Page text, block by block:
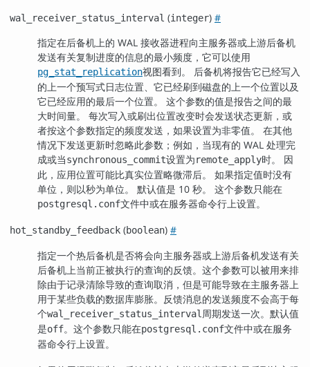
wal_receiver_status_interval (integer) #
指定在后备机上的 WAL 接收器进程向主服务器或上游后备机
发送有关复制进度的信息的最小频度，它可以使用
pg_stat_replication视图看到。 后备机将报告它已经写入
的上一个预写式日志位置、它已经刷到磁盘的上一个位置以及
它已经应用的最后一个位置。 这个参数的值是报告之间的最
大时间量。 每次写入或刷出位置改变时会发送状态更新，或
者按这个参数指定的频度发送，如果设置为非零值。 在其他
情况下发送更新时忽略此参数；例如，当现有的 WAL 处理完
成或当synchronous_commit设置为remote_apply时。 因
此，应用位置可能比真实位置略微滞后。 如果指定值时没有
单位，则以秒为单位。 默认值是 10 秒。 这个参数只能在
postgresql.conf文件中或在服务器命令行上设置。
hot_standby_feedback (boolean) #
指定一个热后备机是否将会向主服务器或上游后备机发送有关
后备机上当前正被执行的查询的反馈。这个参数可以被用来排
除由于记录清除导致的查询取消，但是可能导致在主服务器上
用于某些负载的数据库膨胀。反馈消息的发送频度不会高于每
个wal_receiver_status_interval 周期发送一次。默认值
是off。这个参数只能在postgresql.conf文件中或在服务
器命令行上设置。